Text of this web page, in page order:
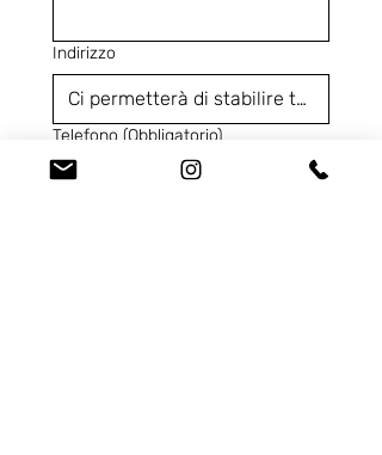
Indirizzo
Telefono (Obbligatorio)